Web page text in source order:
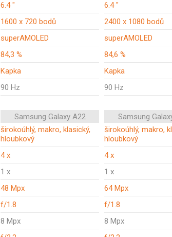
6.4 "
6.4 "
1600 x 720 bodů
2400 x 1080 bodů
superAMOLED
superAMOLED
84,3 %
84,6 %
Kapka
Kapka
90 Hz 90 Hz
Samsung Galaxy A22
Samsung
širokoúhlý, makro, klasický,
hloubkový
širokoúhlý, makro,
hloubkový
4 x
4 x
1 x
1 x
48 Mpx
64 Mpx
f/1.8
f/1.8
8 Mpx
8 Mpx